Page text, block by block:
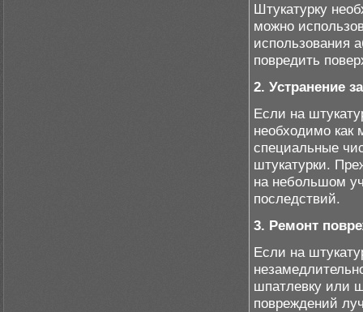
Штукатурку
можно
использования
повредить
2. Устранение
Если на
необходимо как
специальные
штукатурки.
на небольшом
последствий.
3. Ремонт
Если на
шпатлевку или
повреждений